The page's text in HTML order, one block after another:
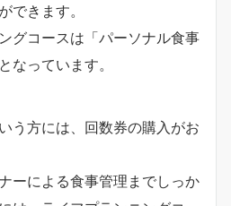
できます。
グコースは「パーソナル食事
なっています。
う方には、回数券の購入がお
ーによる食事管理までしっか